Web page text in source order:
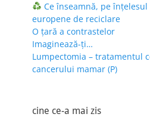
Ce înseamnă, pe
europene de reciclare
O țară a contrastelor
Imaginează-ți…
Lumpectomia – tratamentul
cancerului mamar (P)
cine ce-a mai zis